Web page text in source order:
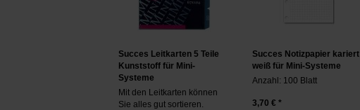
Succes Leitkarten 5 Teile
Kunststoff für Mini-
Systeme
Mit den Leitkarten können
Sie alles gut sortieren.
Succes Notizpapier kariert
weiß für Mini-Systeme
Anzahl: 100 Blatt
3,70 € *